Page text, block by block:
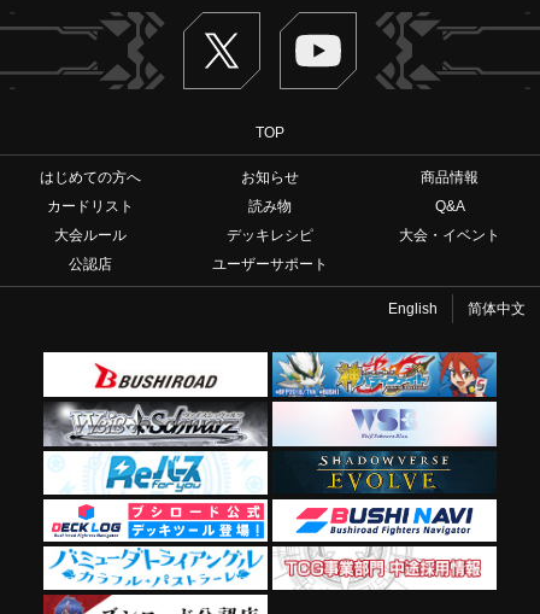
Twitter ヴァンガードch
TOP
はじめての方へ お知らせ
商品情報
カードリスト
読み物
Q&A
大会ルール
デッキレシピ
大会・イベント
公認店
ユーザーサポート
English 简体中文